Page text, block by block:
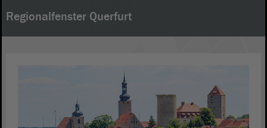
Regionalfenster Querfurt